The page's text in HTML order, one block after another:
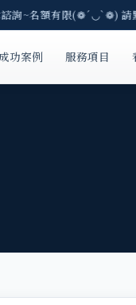
~名額有限(❁´◡`❁) 請
成功案例 服務項目